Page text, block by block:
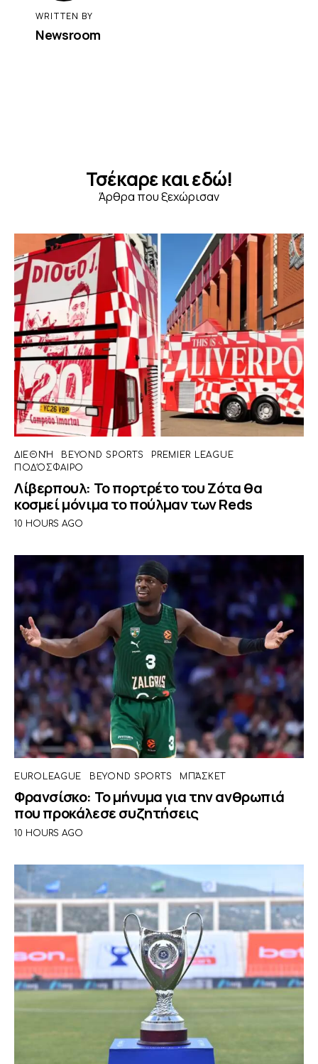
WRITTEN BY
Newsroom
Τσέκαρε και εδώ!
Άρθρα που ξεχώρισαν
ΔΙΕΘΝΉ BEYOND SPORTS
PREMIER LEAGUE
ΠΟΔΌΣΦΑΙΡΟ
Λίβερπουλ: Το πορτρέτο του Ζότα θα
κοσμεί μόνιμα το πούλμαν των Reds
10 HOURS AGO
EUROLEAGUE BEYOND SPORTS ΜΠΆΣΚΕΤ
Φρανσίσκο: Το μήνυμα για την ανθρωπιά
που προκάλεσε συζητήσεις
10 HOURS AGO